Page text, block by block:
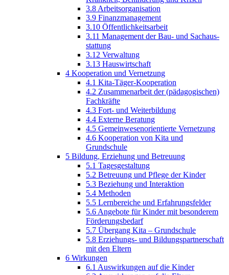
3.8 Arbeitsorgan­isation
3.9 Finanzma­nagement
3.10 Öffentlich­keitsarbeit
3.11 Management der Bau- und Sachaus­
stattung
3.12 Verwaltung
3.13 Hauswirt­schaft
4 Kooperation und Vernetzung
4.1 Kita-Täger-Kooperation
4.2 Zusammenar­beit der (pädagogi­schen)
Fachkräfte
4.3 Fort- und Weiterbildung
4.4 Externe Beratung
4.5 Gemeinwesen­orientierte Vernetzung
4.6 Kooperation von Kita und
Grundschule
5 Bildung, Erziehung und Betreuung
5.1 Tagesgestaltung
5.2 Betreuung und Pflege der Kinder
5.3 Beziehung und Interaktion
5.4 Methoden
5.5 Lernbereiche und Erfahrungsfelder
5.6 Angebote für Kinder mit besonderem
Förderungsbedarf
5.7 Übergang Kita – Grundschule
5.8 Erziehungs- und Bildungspartnerschaft
mit den Eltern
6 Wirkungen
6.1 Auswirkungen auf die Kinder